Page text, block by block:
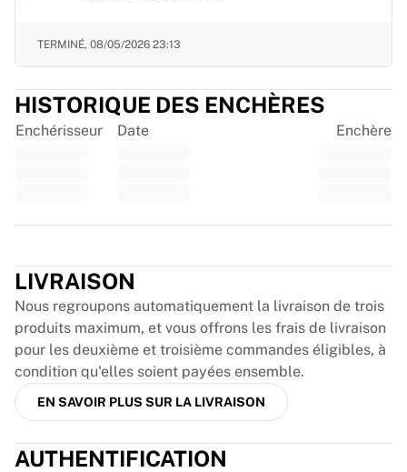
Cricket Ireland
Voir tout le cricket
Hockey sur glace
Aalborg Pirates
Tre Kronor
Glory Kickboxing
Fonctionnement
Encardez votre maillot
Authentification du maillot
Ma collection
TERMINÉ, 08/05/2026 23:13
HISTORIQUE DES ENCHÈRES
Enchérisseur Date Enchère
LIVRAISON
Nous regroupons automatiquement la livraison de trois
produits maximum, et vous offrons les frais de livraison
pour les deuxième et troisième commandes éligibles, à
condition qu'elles soient payées ensemble.
EN SAVOIR PLUS SUR LA LIVRAISON
AUTHENTIFICATION